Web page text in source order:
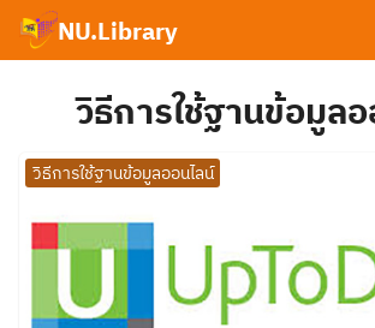
Skip
NU.Library
วิธีการใช้ฐานข้อมูล
วิธีการใช้ฐานข้อมูลออนไลน์